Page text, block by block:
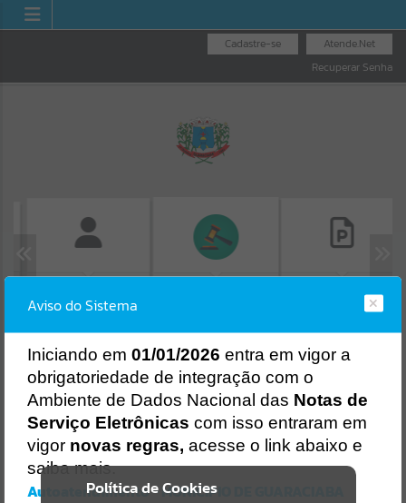
Atende.Net
Cadastre-se
Recuperar Senha
PAGAMENTO
Resultados para""
PortaisPolítica de Cookies
Aviso do Sistema
Iniciando em 01/01/2026 entra em vigor a
obrigatoriedade de integração com o
Ambiente de Dados Nacional das Notas de
Serviço Eletrônicas com isso entraram em
vigor novas regras, acesse o link abaixo e
saiba mais.
Autoatendimento - MUNICIPIO DE GUARACIABA
Erro
Gerenciamento do Sistema
CÓDIGO DA MENSAGEM:
Ocorreu um erro de script:
Uncaught SyntaxError: Unexpected token '('
https://guaraciaba.atende.net/cidadao/pagina/static/bundle/wpo_in
dex_2_base_l2_portal_editores_sync_d9fb77cfd5741fafc9972edc7a6
41fea.js?v=83d4f602:47
Verificar Mais Detalhes